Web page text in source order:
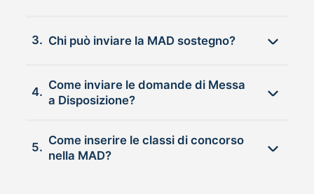
3. Chi può inviare la MAD sostegno?
4.
Come inviare le domande di Messa
a Disposizione?
5.
Come inserire le classi di concorso
nella MAD?